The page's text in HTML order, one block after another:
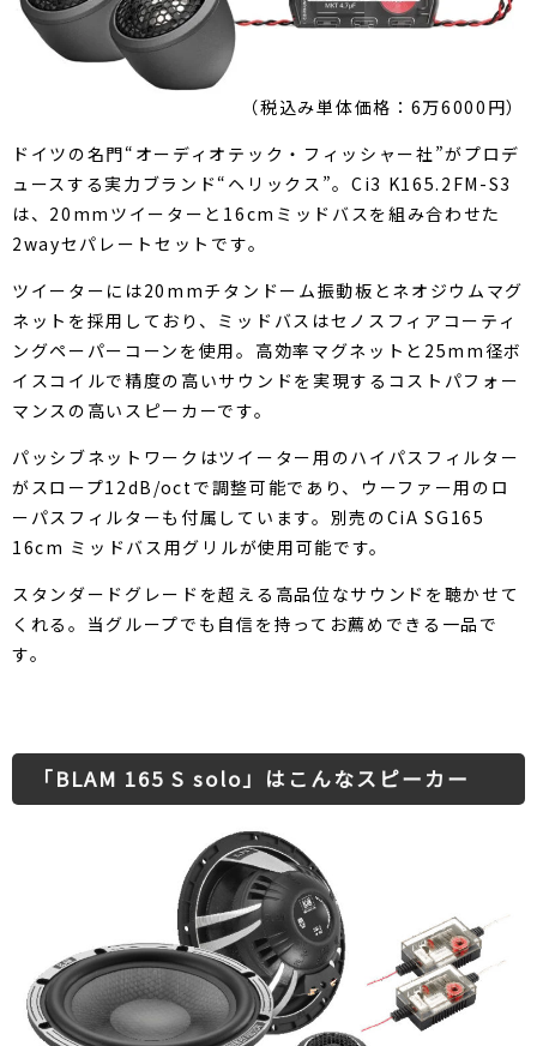
（税込み単体価格：6万6000円）
ドイツの名門“オーディオテック・フィッシャー社”がプロデ
ュースする実力ブランド“ヘリックス”。Ci3 K165.2FM-S3
は、20mmツイーターと16cmミッドバスを組み合わせた
2wayセパレートセットです。
ツイーターには20mmチタンドーム振動板とネオジウムマグ
ネットを採用しており、ミッドバスはセノスフィアコーティ
ングペーパーコーンを使用。高効率マグネットと25mm径ボ
イスコイルで精度の高いサウンドを実現するコストパフォー
マンスの高いスピーカーです。
パッシブネットワークはツイーター用のハイパスフィルター
がスロープ12dB/octで調整可能であり、ウーファー用のロ
ーパスフィルターも付属しています。別売のCiA SG165
16cm ミッドバス用グリルが使用可能です。
スタンダードグレードを超える高品位なサウンドを聴かせて
くれる。当グループでも自信を持ってお薦めできる一品で
す。
「BLAM 165 S solo」はこんなスピーカー